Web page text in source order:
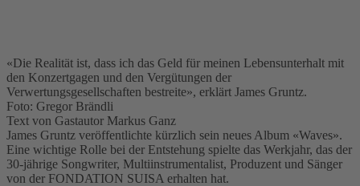
«Die Realität ist, dass ich das Geld für meinen Lebensunterhalt mit
den Konzertgagen und den Vergütungen der
Verwertungsgesellschaften bestreite», erklärt James Gruntz.
Foto: Gregor Brändli
Text von Gastautor Markus Ganz
James Gruntz veröffentlichte kürzlich sein neues Album «Waves».
Eine wichtige Rolle bei der Entstehung spielte das Werkjahr, das der
30-jährige Songwriter, Multiinstrumentalist, Produzent und Sänger
von der FONDATION SUISA erhalten hat.